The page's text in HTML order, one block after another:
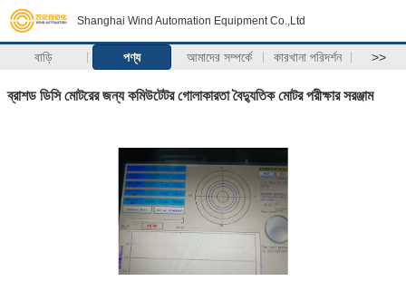
Shanghai Wind Automation Equipment Co.,Ltd
বাড়ি পণ্য আমাদের সম্পর্কে কারখানা পরিদর্শন >>
ব্রাশড ডিসি মোটরের জন্য কমিউটেটর গোলাকারতা বৈদ্যুতিক মোটর পরীক্ষার সরঞ্জাম